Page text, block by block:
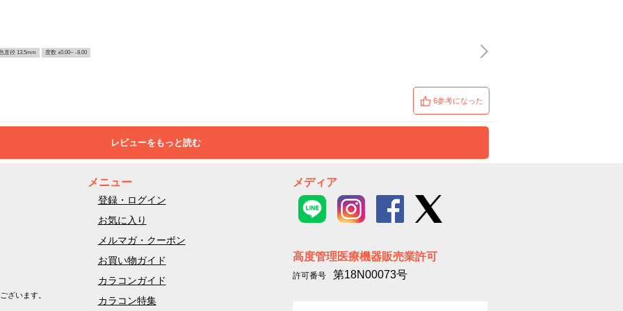
直径 13.5mm 度数 ±0.00~ -8.00
6参考になった
レビューをもっと読む
ざいます。
メニュー
登録・ログイン
お気に入り
メルマガ・クーポン
お買い物ガイド
カラコンガイド
カラコン特集
メディア
高度管理医療機器販売業許可
許可番号 第18N00073号